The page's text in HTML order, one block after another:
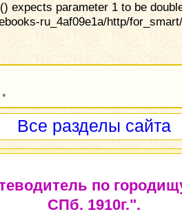
expects parameter 1 to be
ru_4af09e1a/http/
Все разделы сайта
по
СПб. 1910г.".